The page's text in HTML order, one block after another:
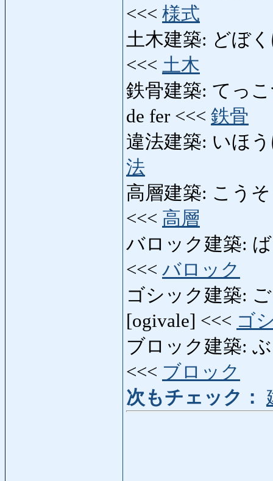
<<< 様式
土木建築: どぼ
<<< 土木
鉄骨建築: てっこ
de fer <<< 鉄骨
違法建築: いほ
法
高層建築: こうそ
<<< 高層
バロック建築:
<<< バロック
ゴシック建築:
[ogivale] <<< ゴ
ブロック建築:
<<< ブロック
次もチェック：